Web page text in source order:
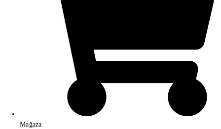
Mağaza